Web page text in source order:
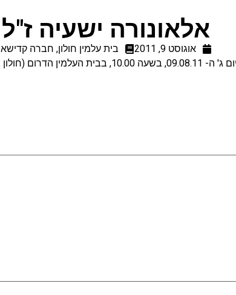
אלאונורה ישעיה ז"ל
אוגוסט 9, 2011 בית עלמין חולון, חברה קדישא
בת ים). שם האב: סלומון.